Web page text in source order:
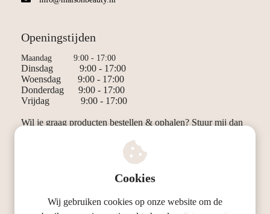
Openingstijden
Maandag 9:00 - 17:00
Dinsdag 9:00 - 17:00
Woensdag 9:00 - 17:00
Donderdag 9:00 - 17:00
Vrijdag 9:00 - 17:00
Wil je graag producten bestellen & ophalen? Stuur mij dan
Cookies
Wij gebruiken cookies op onze website om de